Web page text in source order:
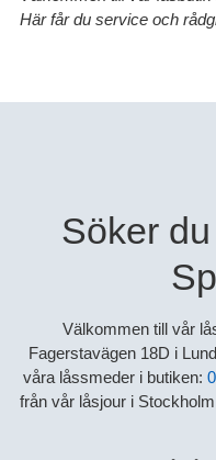
Här får du service och
Söker
Välkommen till vår
Fagerstavägen 18D i
våra låssmeder i butiken:
från vår låsjour i